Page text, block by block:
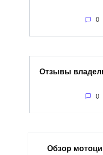
0
Отзывы
0
Обзор